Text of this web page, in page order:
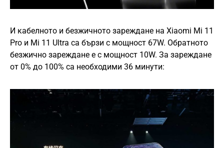
И кабелното и безжичното зареждане на Xiaomi Mi 11
Pro и Mi 11 Ultra са бързи с мощност 67W. Обратното
безжично зареждане е с мощност 10W. За зареждане
от 0% до 100% са необходими 36 минути: